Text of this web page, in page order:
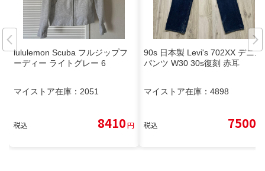
lululemon Scuba フルジップフ
ーディー ライトグレー 6
マイストア在庫： 2051
税込 8410円
90s 日本製 Levi's 702XX デニム
パンツ W30 30s復刻 赤耳
マイストア在庫： 4898
税込 7500